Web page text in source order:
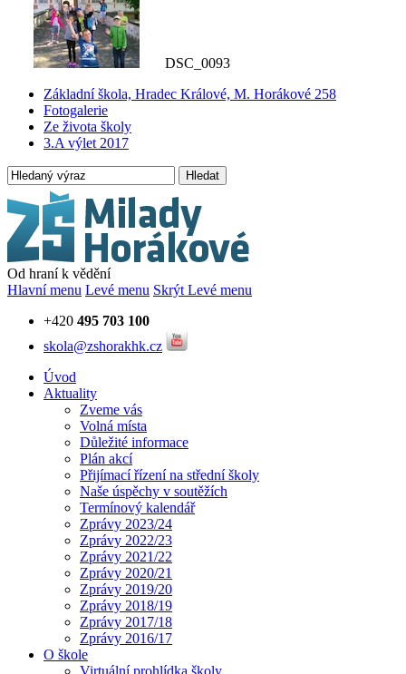
DSC_0093
Základní škola, Hradec Králové, M. Horákové 258
Fotogalerie
Ze života školy
3.A výlet 2017
Hledat
Od hraní k vědění
Hlavní menu Levé menu Skrýt Levé menu
+420 495 703 100
skola@zshorakhk.cz
Úvod
Aktuality
Zveme vás
Volná místa
Důležité informace
Plán akcí
Přijímací řízení na střední školy
Naše úspěchy v soutěžích
Termínový kalendář
Zprávy 2023/24
Zprávy 2022/23
Zprávy 2021/22
Zprávy 2020/21
Zprávy 2019/20
Zprávy 2018/19
Zprávy 2017/18
Zprávy 2016/17
O škole